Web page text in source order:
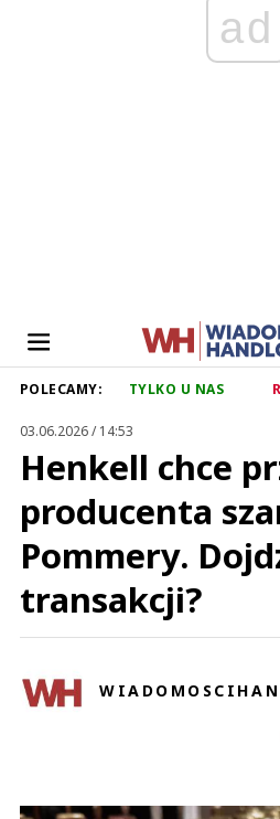
ad
POLECAMY: TYLKO U NAS
03.06.2026 / 14:53
Henkell chce
producenta
Pommery.
transakcji?